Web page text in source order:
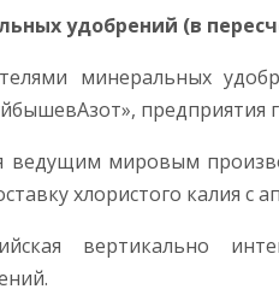
удобрений (в
минеральных
предприятия
ведущим мировым
хлористого калия с
вертикально